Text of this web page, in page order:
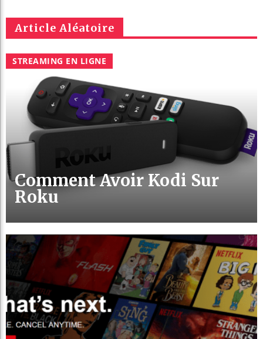
Article Aléatoire
STREAMING EN LIGNE
Comment Avoir Kodi Sur
Roku